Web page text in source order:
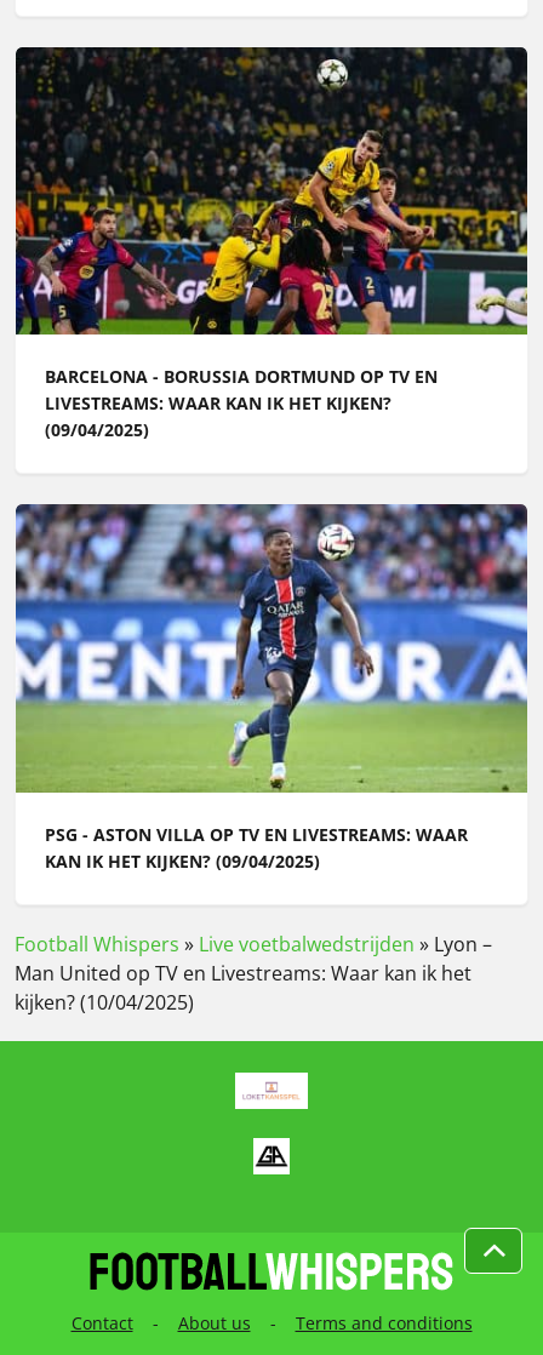
BARCELONA - BORUSSIA DORTMUND OP TV EN
LIVESTREAMS: WAAR KAN IK HET KIJKEN?
(09/04/2025)
PSG - ASTON VILLA OP TV EN LIVESTREAMS: WAAR
KAN IK HET KIJKEN? (09/04/2025)
Football Whispers » Live voetbalwedstrijden » Lyon –
Man United op TV en Livestreams: Waar kan ik het
kijken? (10/04/2025)
Contact - About us - Terms and conditions